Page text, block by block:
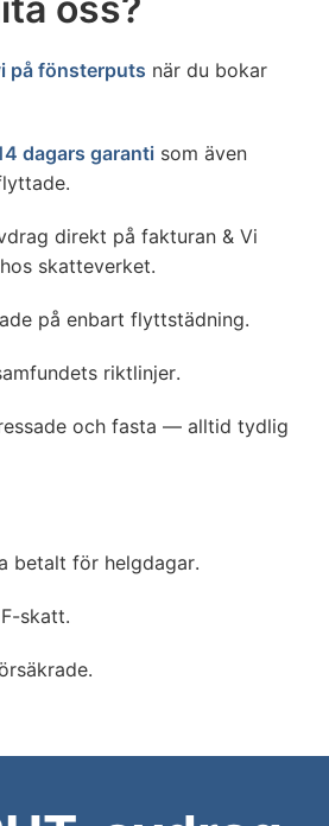
oss?
på fönsterputs när du bokar
dagars garanti som även
direkt på fakturan & Vi
skatteverket.
på enbart flyttstädning.
riktlinjer.
och fasta — alltid tydlig
betalt för helgdagar.
skatt.